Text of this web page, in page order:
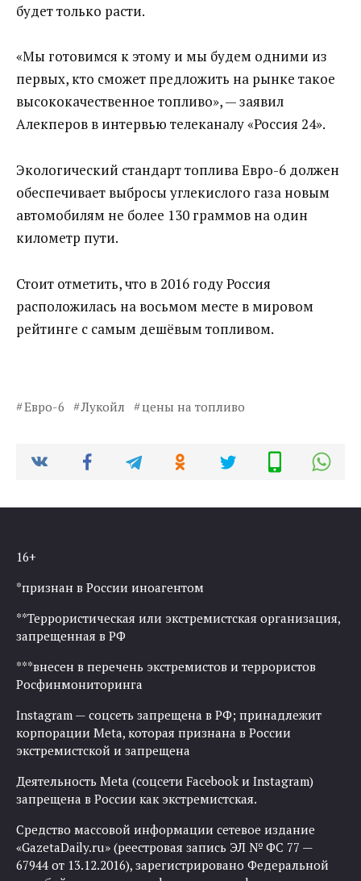
будет только расти.
«Мы готовимся к этому и мы будем одними из
первых, кто сможет предложить на рынке такое
высококачественное топливо», — заявил
Алекперов в интервью телеканалу «Россия 24».
Экологический стандарт топлива Евро-6 должен
обеспечивает выбросы углекислого газа новым
автомобилям не более 130 граммов на один
километр пути.
Стоит отметить, что в 2016 году Россия
расположилась на восьмом месте в мировом
рейтинге с самым дешёвым топливом.
Евро-6 Лукойл цены на топливо
16+
*признан в России иноагентом
**Террористическая или экстремистская организация,
запрещенная в РФ
***внесен в перечень экстремистов и террористов
Росфинмониторинга
Instagram — соцсеть запрещена в РФ; принадлежит
корпорации Meta, которая признана в России
экстремистской и запрещена
Деятельность Meta (соцсети Facebook и Instagram)
запрещена в России как экстремистская.
Средство массовой информации сетевое издание
«GazetaDaily.ru» (реестровая запись ЭЛ № ФС 77 —
67944 от 13.12.2016), зарегистрировано Федеральной